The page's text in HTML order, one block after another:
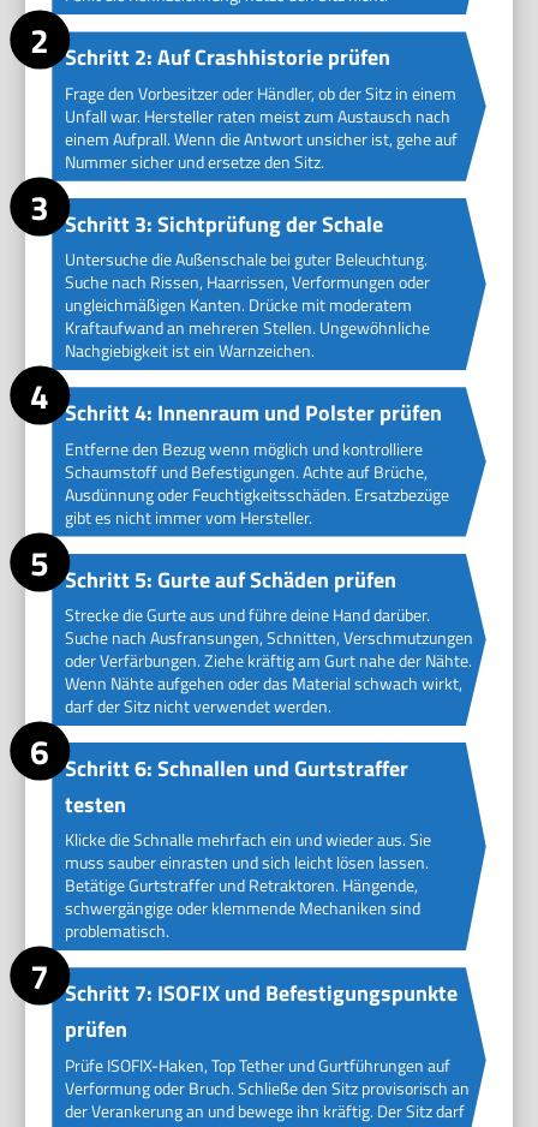
Schritt 2: Auf Crashhistorie prüfen
Frage den Vorbesitzer oder Händler, ob der Sitz in einem
Unfall war. Hersteller raten meist zum Austausch nach
einem Aufprall. Wenn die Antwort unsicher ist, gehe auf
Nummer sicher und ersetze den Sitz.
Schritt 3: Sichtprüfung der Schale
Untersuche die Außenschale bei guter Beleuchtung.
Suche nach Rissen, Haarrissen, Verformungen oder
ungleichmäßigen Kanten. Drücke mit moderatem
Kraftaufwand an mehreren Stellen. Ungewöhnliche
Nachgiebigkeit ist ein Warnzeichen.
Schritt 4: Innenraum und Polster prüfen
Entferne den Bezug wenn möglich und kontrolliere
Schaumstoff und Befestigungen. Achte auf Brüche,
Ausdünnung oder Feuchtigkeitsschäden. Ersatzbezüge
gibt es nicht immer vom Hersteller.
Schritt 5: Gurte auf Schäden prüfen
Strecke die Gurte aus und führe deine Hand darüber.
Suche nach Ausfransungen, Schnitten, Verschmutzungen
oder Verfärbungen. Ziehe kräftig am Gurt nahe der Nähte.
Wenn Nähte aufgehen oder das Material schwach wirkt,
darf der Sitz nicht verwendet werden.
Schritt 6: Schnallen und Gurtstraffer
testen
Klicke die Schnalle mehrfach ein und wieder aus. Sie
muss sauber einrasten und sich leicht lösen lassen.
Betätige Gurtstraffer und Retraktoren. Hängende,
schwergängige oder klemmende Mechaniken sind
problematisch.
Schritt 7: ISOFIX und Befestigungspunkte
prüfen
Prüfe ISOFIX-Haken, Top Tether und Gurtführungen auf
Verformung oder Bruch. Schließe den Sitz provisorisch an
der Verankerung an und bewege ihn kräftig. Der Sitz darf